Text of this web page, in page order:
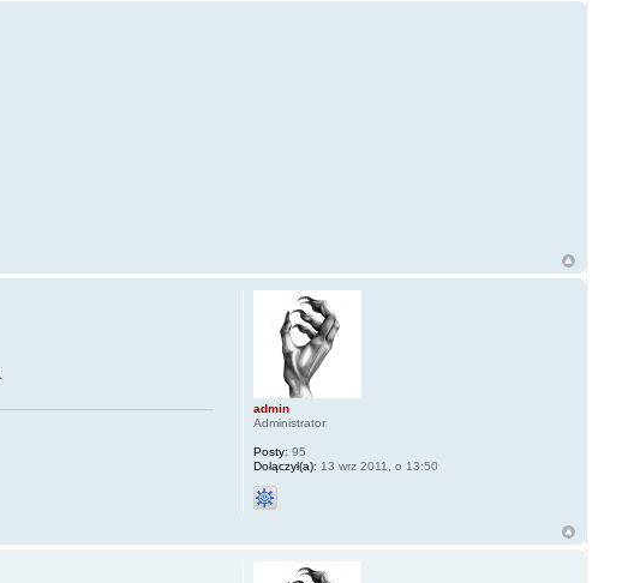
admin
Administrator
Posty: 95
Dołączył(a): 13 wrz 2011, o 13:50